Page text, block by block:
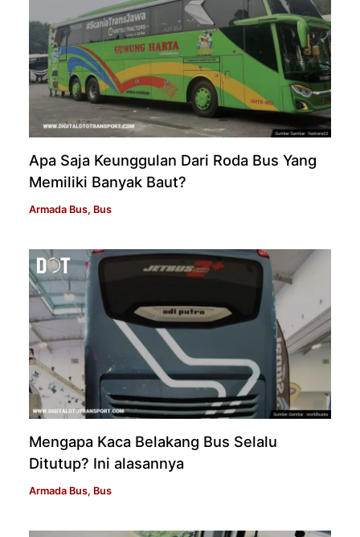
Apa Saja Keunggulan Dari Roda Bus Yang
Memiliki Banyak Baut?
Armada Bus, Bus
Mengapa Kaca Belakang Bus Selalu
Ditutup? Ini alasannya
Armada Bus, Bus